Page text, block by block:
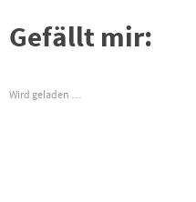
Gefällt mir:
Wird geladen …